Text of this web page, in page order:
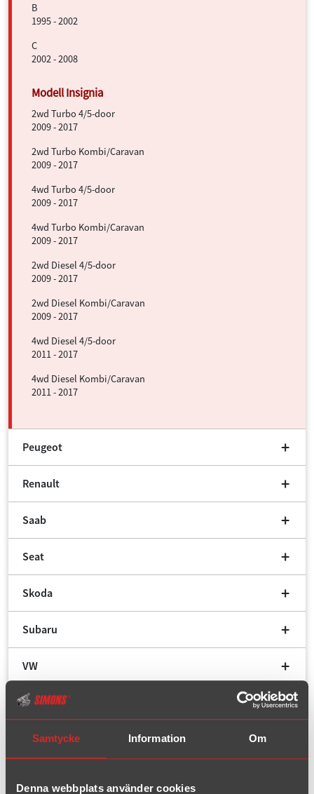
Samtycke Information Om
Denna webbplats använder cookies
B
1995 - 2002
C
2002 - 2008
2wd Turbo 4/5-door
2009 - 2017
2wd Turbo Kombi/Caravan
2009 - 2017
4wd Turbo 4/5-door
2009 - 2017
4wd Turbo Kombi/Caravan
2009 - 2017
2wd Diesel 4/5-door
2009 - 2017
2wd Diesel Kombi/Caravan
2009 - 2017
4wd Diesel 4/5-door
2011 - 2017
4wd Diesel Kombi/Caravan
2011 - 2017
Peugeot
Renault
Saab
Seat
Skoda
Subaru
VW
Volvo
Avgassystem förOpel,
Ascona/Manta,
Ascona/Manta A